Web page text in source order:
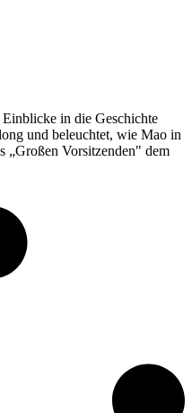
in die Geschichte
und beleuchtet, wie Mao in
„Großen Vorsitzenden" dem